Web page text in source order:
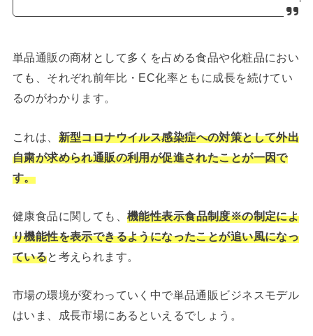
単品通販の商材として多くを占める食品や化粧品におい
ても、それぞれ前年比・EC化率ともに成長を続けてい
るのがわかります。
これは、 新型コロナウイルス感染症への対策として外出
自粛が求められ通販の利用が促進されたことが一因で
す。
健康食品に関しても、機能性表示食品制度※の制定によ
り機能性を表示できるようになったことが追い風になっ
ていると考えられます。
市場の環境が変わっていく中で単品通販ビジネスモデル
はいま、成長市場にあるといえるでしょう。